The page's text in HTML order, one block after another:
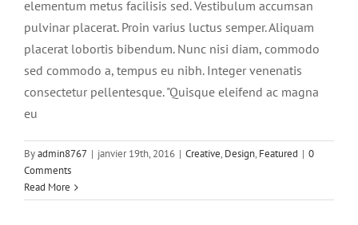
elementum metus facilisis sed. Vestibulum accumsan
pulvinar placerat. Proin varius luctus semper. Aliquam
placerat lobortis bibendum. Nunc nisi diam, commodo
sed commodo a, tempus eu nibh. Integer venenatis
consectetur pellentesque. "Quisque eleifend ac magna
eu
Byadmin8767 | janvier 19th, 2016 | Creative, Design, Featured | 0
Comments
Read More
Aliquam neque sem tincidunt a